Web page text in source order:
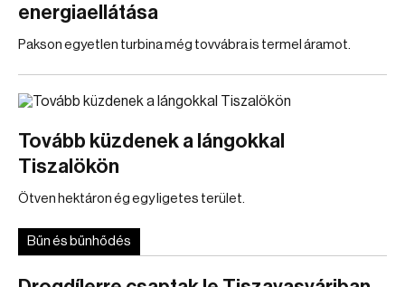
energiaellátása
Pakson egyetlen turbina még tovvábra is termel áramot.
Tovább küzdenek a lángokkal
Tiszalökön
Ötven hektáron ég egy ligetes terület.
Bűn és bűnhődés